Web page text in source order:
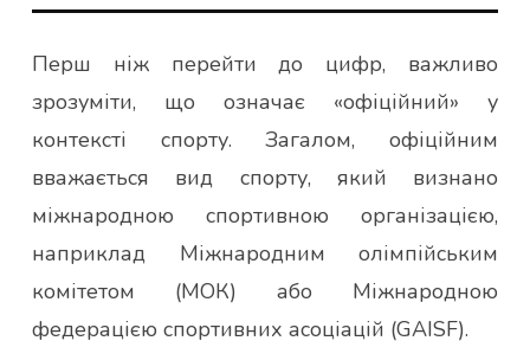
Перш ніж перейти до цифр, важливо
зрозуміти, що означає «офіційний» у
контексті спорту. Загалом, офіційним
вважається вид спорту, який визнано
міжнародною спортивною організацією,
наприклад Міжнародним олімпійським
комітетом (МОК) або Міжнародною
федерацією спортивних асоціацій (GAISF).